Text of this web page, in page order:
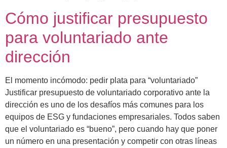
Cómo justificar presupuesto
para voluntariado ante
dirección
El momento incómodo: pedir plata para “voluntariado”
Justificar presupuesto de voluntariado corporativo ante la
dirección es uno de los desafíos más comunes para los
equipos de ESG y fundaciones empresariales. Todos saben
que el voluntariado es “bueno”, pero cuando hay que poner
un número en una presentación y competir con otras líneas